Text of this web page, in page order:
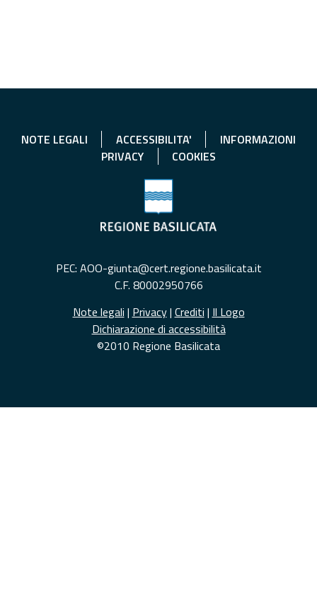
NOTE LEGALI ACCESSIBILITA'
INFORMAZIONI
PRIVACY
COOKIES
PEC: AOO-giunta@cert.regione.basilicata.it
C.F. 80002950766
Note legali | Privacy| Crediti | Il Logo
Dichiarazione di accessibilità
©2010 Regione Basilicata